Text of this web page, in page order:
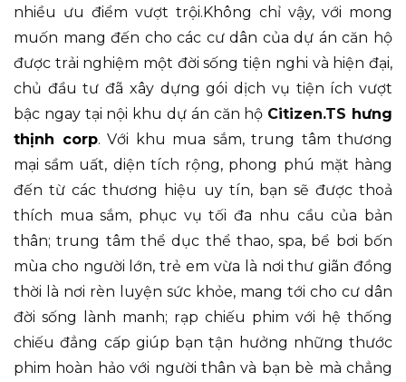
nhiều ưu điểm vượt trội.Không chỉ vậy, với mong
muốn mang đến cho các cư dân của dự án căn hộ
được trải nghiệm một đời sống tiện nghi và hiện đại,
chủ đầu tư đã xây dựng gói dịch vụ tiện ích vượt
bậc ngay tại nội khu dự án căn hộ Citizen.TS hưng
thịnh corp. Với khu mua sắm, trung tâm thương
mại sầm uất, diện tích rộng, phong phú mặt hàng
đến từ các thương hiệu uy tín, bạn sẽ được thoả
thích mua sắm, phục vụ tối đa nhu cầu của bản
thân; trung tâm thể dục thể thao, spa, bể bơi bốn
mùa cho người lớn, trẻ em vừa là nơi thư giãn đồng
thời là nơi rèn luyện sức khỏe, mang tới cho cư dân
đời sống lành manh; rạp chiếu phim với hệ thống
chiếu đẳng cấp giúp bạn tận hưởng những thước
phim hoàn hảo với người thân và bạn bè mà chẳng